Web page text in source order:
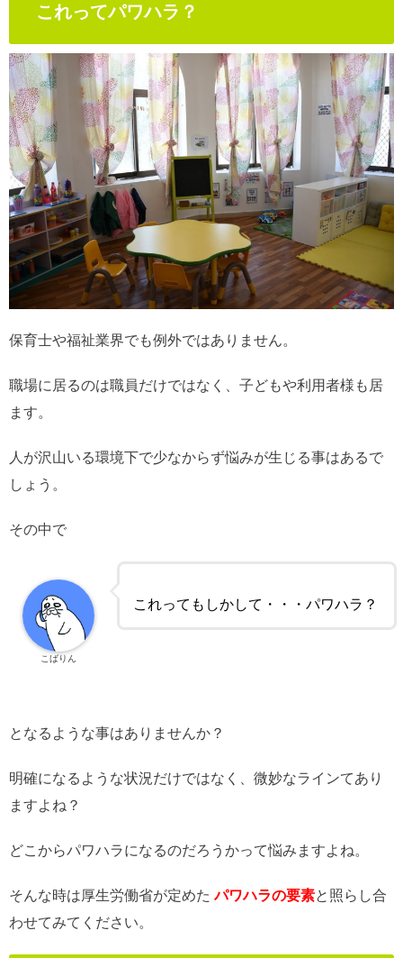
これってパワハラ？
保育士や福祉業界でも例外ではありません。
職場に居るのは職員だけではなく、子どもや利用者様も居
ます。
人が沢山いる環境下で少なからず悩みが生じる事はあるで
しょう。
その中で
これってもしかして・・・パワハラ？
こばりん
となるような事はありませんか？
明確になるような状況だけではなく、微妙なラインてあり
ますよね？
どこからパワハラになるのだろうかって悩みますよね。
そんな時は厚生労働省が定めた パワハラの要素と照らし合
わせてみてください。